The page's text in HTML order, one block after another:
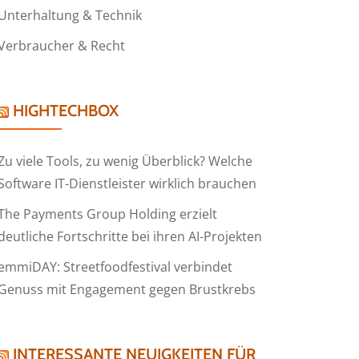
& Technik
& Recht
HIGHTECHBOX
viele Tools, zu wenig Überblick? Welche
IT-Dienstleister wirklich brauchen
Payments Group Holding erzielt
Fortschritte bei ihren AI-Projekten
Streetfoodfestival verbindet
mit Engagement gegen Brustkrebs
INTERESSANTE NEUIGKEITEN FÜR